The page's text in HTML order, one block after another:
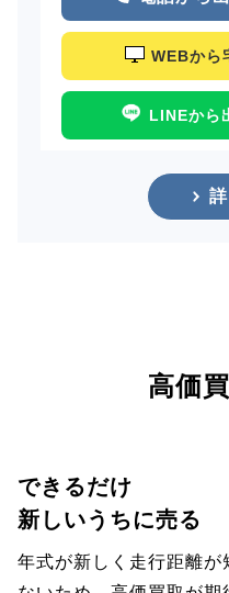
WEBから
LINEから
高価
できるだけ
新しいうちに売る
年式が新しく走行距離